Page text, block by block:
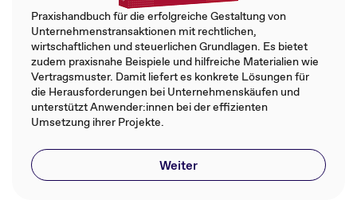
Praxishandbuch für die erfolgreiche Gestaltung von
Unternehmenstransaktionen mit rechtlichen,
wirtschaftlichen und steuerlichen Grundlagen. Es bietet
zudem praxisnahe Beispiele und hilfreiche Materialien wie
Vertragsmuster. Damit liefert es konkrete Lösungen für
die Herausforderungen bei Unternehmenskäufen und
unterstützt Anwender:innen bei der effizienten
Umsetzung ihrer Projekte.
Weiter